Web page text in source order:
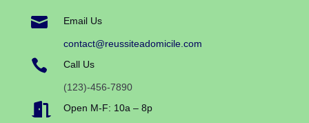
 Email Us
contact@reussiteadomicile.com
 Call Us
(123)-456-7890
 Open M-F: 10a – 8p